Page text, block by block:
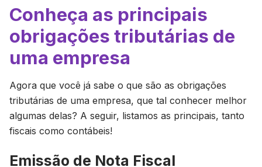
Conheça as principais
obrigações tributárias de
uma empresa
Agora que você já sabe o que são as obrigações
tributárias de uma empresa, que tal conhecer melhor
algumas delas? A seguir, listamos as principais, tanto
fiscais como contábeis!
Emissão de Nota Fiscal